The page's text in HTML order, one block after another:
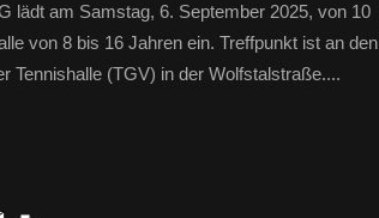
lädt am Samstag, 6. September 2025, von 10
von 8 bis 16 Jahren ein. Treffpunkt ist an den
Tennishalle (TGV) in der Wolfstalstraße....